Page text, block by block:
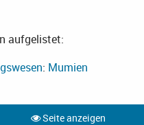
aufgelistet:
: Mumien
Seite anzeigen